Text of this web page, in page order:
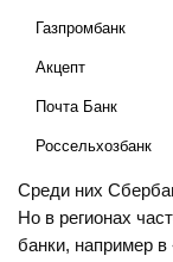
Газпромбанк
Акцепт
Почта Банк
Россельхозбанк
Среди них
Но в регионах
банки, например